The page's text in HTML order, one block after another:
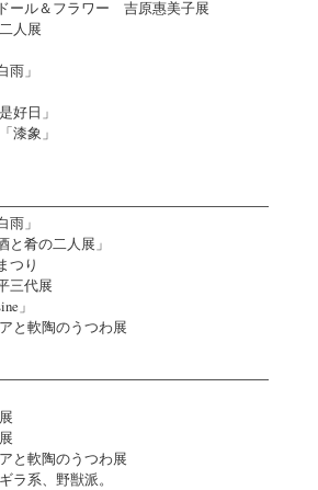
ール＆フラワー 吉原惠美子展
人展
雨」
好日」
漆象」
雨」
と肴の二人展」
つり
三代展
」
と軟陶のうつわ展
と軟陶のうつわ展
ラ系、野獣派。